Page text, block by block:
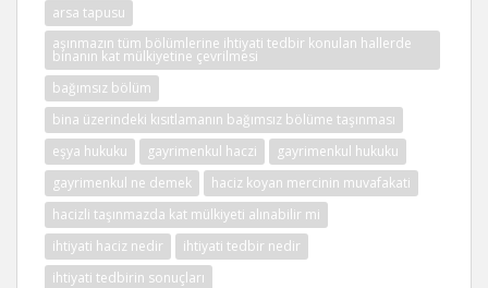
arsa tapusu
aşınmazın tüm bölümlerine ihtiyati tedbir konulan hallerde
binanın kat mülkiyetine çevrilmesi
bağımsız bölüm
bina üzerindeki kısıtlamanın bağımsız bölüme taşınması
eşya hukuku
gayrimenkul haczi
gayrimenkul hukuku
gayrimenkul ne demek
haciz koyan mercinin muvafakati
hacizli taşınmazda kat mülkiyeti alınabilir mi
ihtiyati haciz nedir
ihtiyati tedbir nedir
ihtiyati tedbirin sonuçları